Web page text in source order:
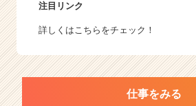
注目リンク
詳しくはこちらをチェック！
仕事をみる